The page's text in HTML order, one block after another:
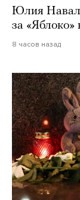
Юлия
за «Яблоко»
8 часов назад